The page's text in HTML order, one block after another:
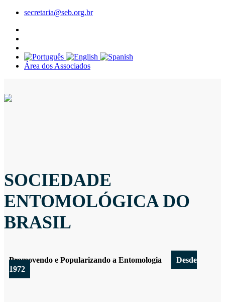
secretaria@seb.org.br
Área dos Associados
SOCIEDADE
ENTOMOLÓGICA DO
BRASIL
Promovendo e Popularizando a Entomologia
Desde
1972